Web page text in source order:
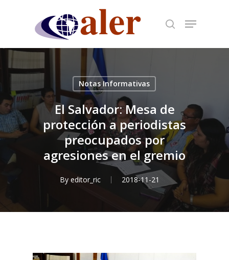
content
Notas Informativas
El Salvador: Mesa de
protección a periodistas
preocupados por
agresiones en el gremio
By editor_ric 2018-11-21